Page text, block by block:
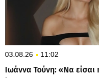
03.08.26 11:02
Ιωάννα Τούνη: «Να είσαι